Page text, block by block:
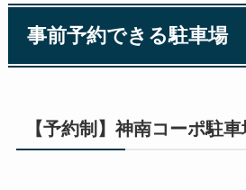
事前予約できる駐車場
【予約制】神南コーポ駐車